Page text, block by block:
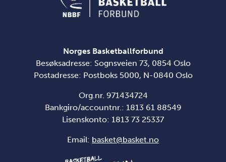
Norges Basketballforbund
Besøksadresse: Sognsveien 73, 0854 Oslo
Postadresse: Postboks 5000, N-0840 Oslo
Org.nr. 971434724
Bankgiro/accountnr.: 1813 61 88549
Lisenskonto: 1813 73 25337
Email: basket@basket.no